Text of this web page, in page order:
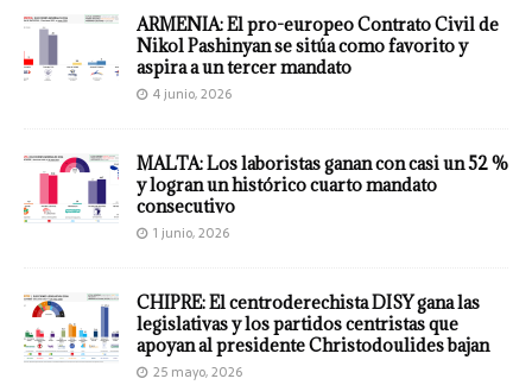
ARMENIA: El pro-europeo Contrato Civil de
Nikol Pashinyan se sitúa como favorito y
aspira a un tercer mandato
4 junio, 2026
MALTA: Los laboristas ganan con casi un 52 %
y logran un histórico cuarto mandato
consecutivo
1 junio, 2026
CHIPRE: El centroderechista DISY gana las
legislativas y los partidos centristas que
apoyan al presidente Christodoulides bajan
25 mayo, 2026